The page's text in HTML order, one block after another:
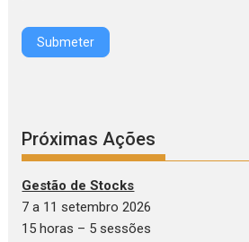
Submeter
Próximas Ações
Gestão de Stocks
7 a 11 setembro 2026
15 horas – 5 sessões